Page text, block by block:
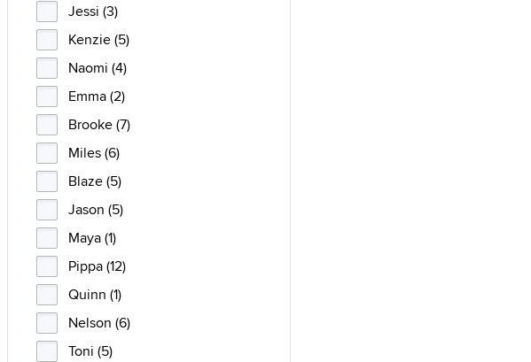
Jessi (3)
Kenzie (5)
Naomi (4)
Emma (2)
Brooke (7)
Miles (6)
Blaze (5)
Jason (5)
Maya (1)
Pippa (12)
Quinn (1)
Nelson (6)
Toni (5)